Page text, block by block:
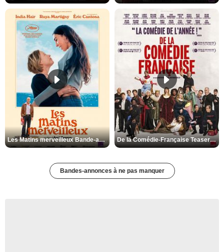
Les Matins merveilleux Bande-annonce VF De la Comédie-Française Teaser VF
Bandes-annonces à ne pas manquer